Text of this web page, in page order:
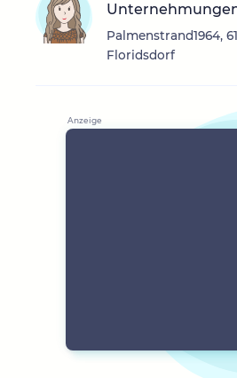
Palmenstrand1964,
Floridsdorf